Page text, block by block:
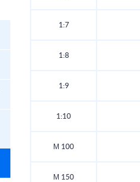
1:7
1:8
1:9
1:10
М 100
М 150